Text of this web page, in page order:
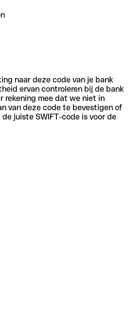
naar deze code van je bank
ervan controleren bij de bank
rekening mee dat we niet in
van deze code te bevestigen of
juiste SWIFT-code is voor de